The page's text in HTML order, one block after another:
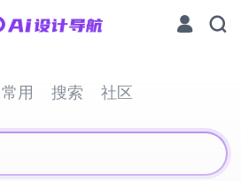
常用 搜索 社区